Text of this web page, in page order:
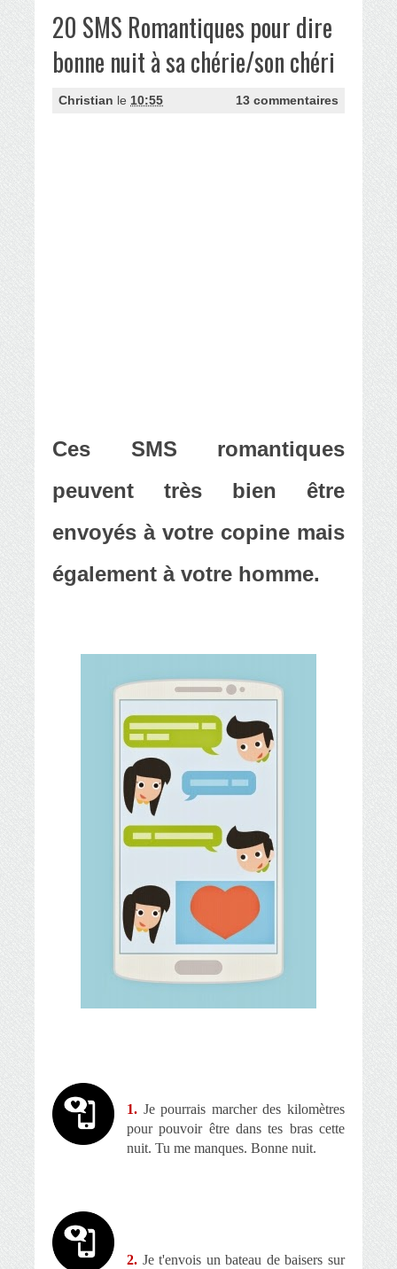
20 SMS Romantiques pour dire
bonne nuit à sa chérie/son chéri
Christian le 10:55 13 commentaires
Ces SMS romantiques
peuvent très bien être
envoyés à votre copine mais
également à votre homme.
1. Je pourrais marcher des kilomètres
pour pouvoir être dans tes bras cette
nuit. Tu me manques. Bonne nuit.
2. Je t'envois un bateau de baisers sur